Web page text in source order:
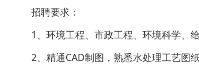
招聘要求：
1、环境工程、市政工程、环境科学、
2、精通CAD制图，熟悉水处理工艺图